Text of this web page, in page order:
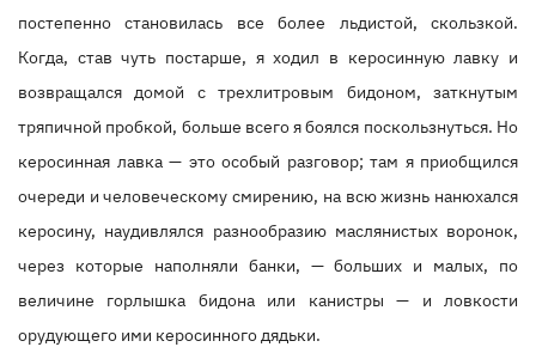
постепенно становилась все более льдистой, скользкой.
Когда, став чуть постарше, я ходил в керосинную лавку и
возвращался домой с трехлитровым бидоном, заткнутым
тряпичной пробкой, больше всего я боялся поскользнуться. Но
керосинная лавка — это особый разговор; там я приобщился
очереди и человеческому смирению, на всю жизнь нанюхался
керосину, наудивлялся разнообразию маслянистых воронок,
через которые наполняли банки, — больших и малых, по
величине горлышка бидона или канистры — и ловкости
орудующего ими керосинного дядьки.